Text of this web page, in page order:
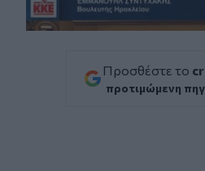
Προσθέστε το
προτιμώμενη